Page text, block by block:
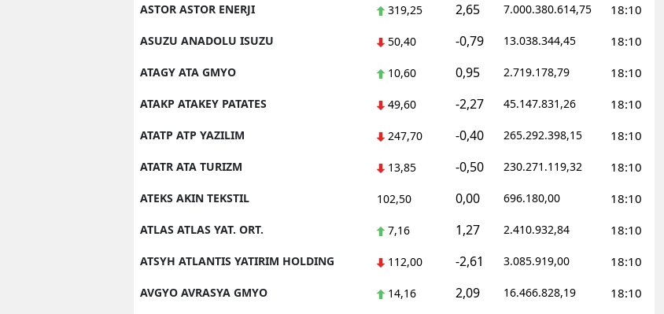
ASTOR ASTOR ENERJI 319,25 2,65 7.000.380.614,75 18:10
ASUZU ANADOLU ISUZU 50,40 -0,79 13.038.344,45 18:10
ATAGY ATA GMYO 10,60 0,95 2.719.178,79 18:10
ATAKP ATAKEY PATATES 49,60 -2,27 45.147.831,26 18:10
ATATP ATP YAZILIM 247,70 -0,40 265.292.398,15 18:10
ATATR ATA TURIZM 13,85 -0,50 230.271.119,32 18:10
ATEKS AKIN TEKSTIL 102,50 0,00 696.180,00 18:10
ATLAS ATLAS YAT. ORT. 7,16 1,27 2.410.932,84 18:10
ATSYH ATLANTIS YATIRIM HOLDING 112,00 -2,61 3.085.919,00 18:10
AVGYO AVRASYA GMYO 14,16 2,09 16.466.828,19 18:10